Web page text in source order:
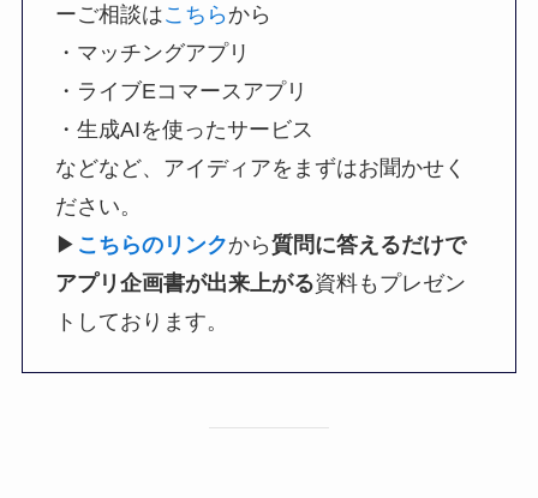
ーご相談はこちら から
・マッチングアプリ
・ライブEコマースアプリ
・生成AIを使ったサービス
などなど、アイディアをまずはお聞かせく
ださい。
▶︎ こちらのリンクから質問に答えるだけで
アプリ企画書が出来上がる資料もプレゼン
トしております。